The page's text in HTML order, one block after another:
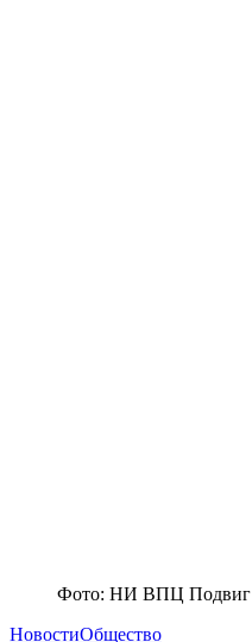
Фото: НИ ВПЦ Подвиг
НовостиОбщество